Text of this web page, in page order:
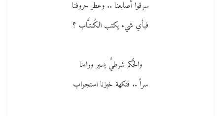
سرقوا أصابعنا .. وعطر حروفنا
فبأي شيء يكتب الكُـتـَّاب ؟
والحُكم شرطيٌ يسير وراءنا
سراً .. فنكهة خبزنا استجواب